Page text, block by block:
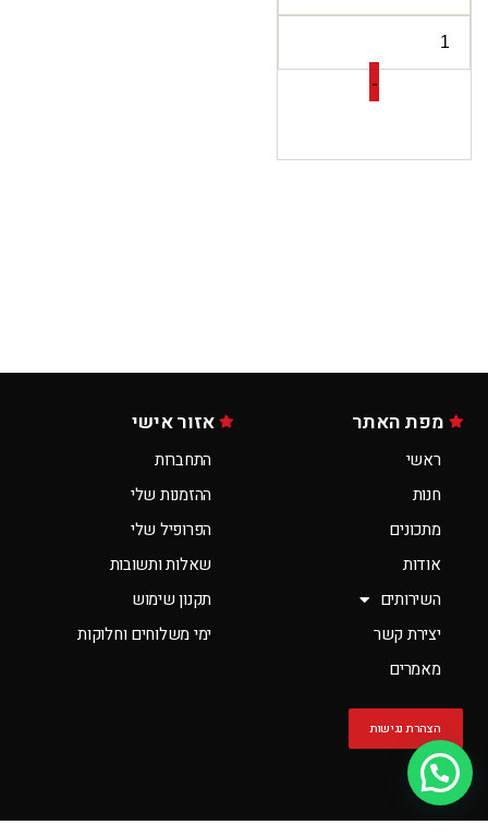
-
מפת האתר
ראשי
חנות
מתכונים
אודות
השירותים
יצירת קשר
מאמרים
הצהרת נגישות
אזור אישי
התחברות
ההזמנות שלי
הפרופיל שלי
שאלות ותשובות
תקנון שימוש
ימי משלוחים וחלוקות